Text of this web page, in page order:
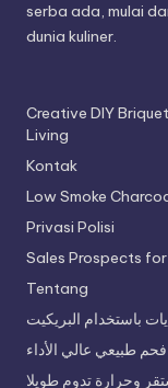
serba ada, mulai
dunia kuliner.
Creative DIY
Living
Kontak
Low Smoke
Privasi Polisi
Sales Prospects
Tentang
باستخدام البريكيت
طبيعي عالي الأداء
وحرارة تدوم طويلا